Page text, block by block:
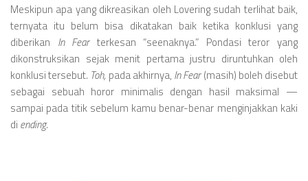
Meskipun apa yang dikreasikan oleh Lovering sudah terlihat baik,
ternyata itu belum bisa dikatakan baik ketika konklusi yang
diberikan In Fearterkesan “seenaknya.” Pondasi teror yang
dikonstruksikan sejak menit pertama justru diruntuhkan oleh
konklusi tersebut. Toh, pada akhirnya, In Fear(masih) boleh disebut
sebagai sebuah horor minimalis dengan hasil maksimal —
sampai pada titik sebelum kamu benar-benar menginjakkan kaki
di ending.